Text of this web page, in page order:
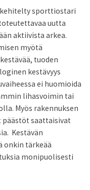
sporttiostari
uutta
aktiivis­ta arkea.
myötä
tuoden
kestävyys
ei huomioida
lihasvoimin tai
Myös rakennuksen
saattaisivat
Kestävän
onkin tärkeää
monipuolisesti